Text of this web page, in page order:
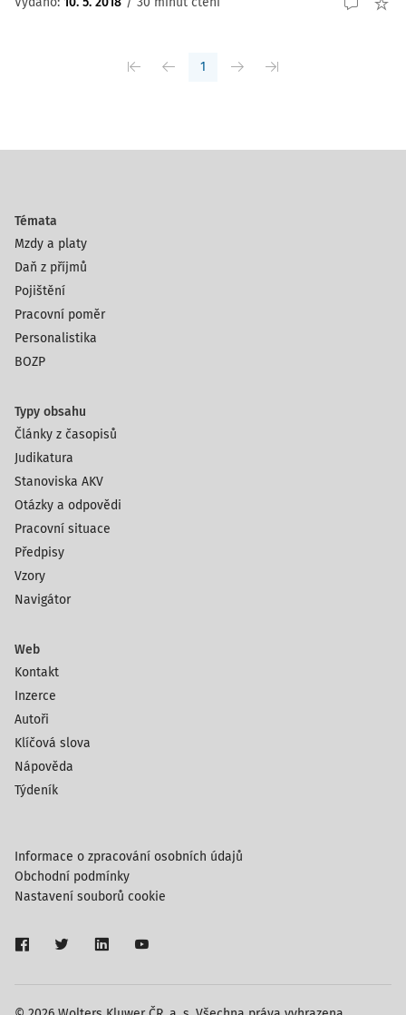
1
Témata
Mzdy a platy
Daň z příjmů
Pojištění
Pracovní poměr
Personalistika
BOZP
Typy obsahu
Články z časopisů
Judikatura
Stanoviska AKV
Otázky a odpovědi
Pracovní situace
Předpisy
Vzory
Navigátor
Web
Kontakt
Inzerce
Autoři
Klíčová slova
Nápověda
Týdeník
Informace o zpracování osobních údajů
Obchodní podmínky
Nastavení souborů cookie